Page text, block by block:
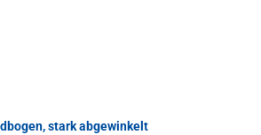
stark abgewinkelt